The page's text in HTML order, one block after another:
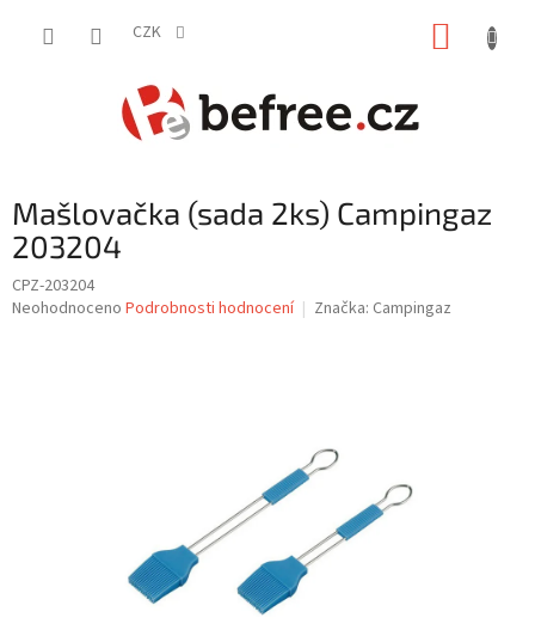
CZK
Mašlovačka (sada 2ks) Campingaz
203204
CPZ-203204
Průměrné
Neohodnoceno Podrobnosti hodnocení Značka: Campingaz